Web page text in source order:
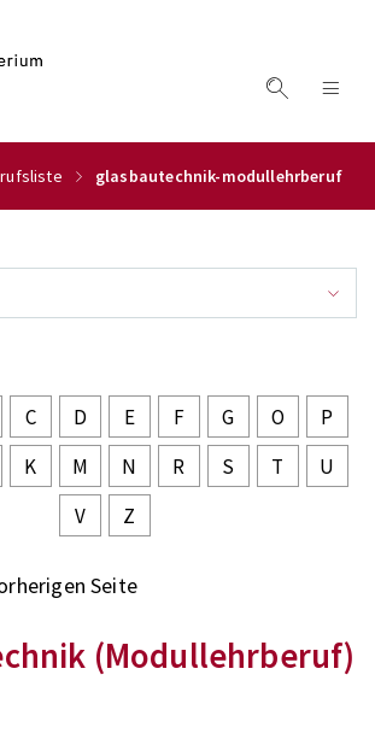
glasbautechnik-modullehrberuf
C D E F G O
P
K M N R S T
U
V
Z
Seite
(Modullehrberuf)